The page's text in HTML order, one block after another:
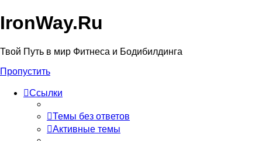
IronWay.Ru
Твой Путь в мир Фитнеса и Бодибилдинга
Пропустить
Ссылки
Темы без ответов
Активные темы